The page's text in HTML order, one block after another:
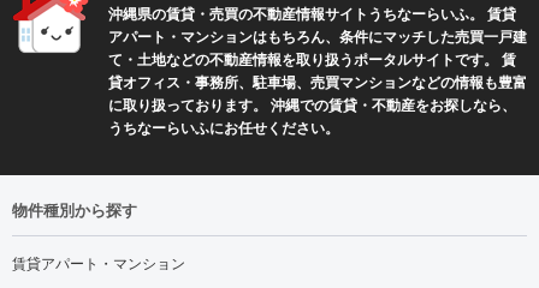
沖縄県の賃貸・売買の不動産情報サイトうちなーらいふ。 賃貸
アパート・マンションはもちろん、条件にマッチした売買一戸建
て・土地などの不動産情報を取り扱うポータルサイトです。 賃
貸オフィス・事務所、駐車場、売買マンションなどの情報も豊富
に取り扱っております。 沖縄での賃貸・不動産をお探しなら、
うちなーらいふにお任せください。
物件種別から探す
賃貸アパート・マンション